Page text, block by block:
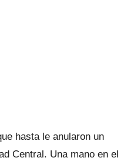
hasta le anularon un
Central. Una mano en el